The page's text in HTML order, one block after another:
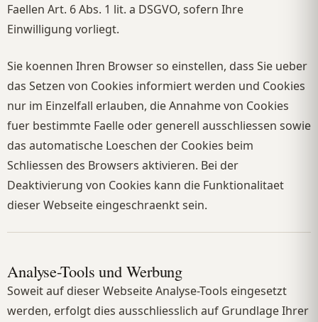
Faellen Art. 6 Abs. 1 lit. a DSGVO, sofern Ihre
Einwilligung vorliegt.
Sie koennen Ihren Browser so einstellen, dass Sie ueber
das Setzen von Cookies informiert werden und Cookies
nur im Einzelfall erlauben, die Annahme von Cookies
fuer bestimmte Faelle oder generell ausschliessen sowie
das automatische Loeschen der Cookies beim
Schliessen des Browsers aktivieren. Bei der
Deaktivierung von Cookies kann die Funktionalitaet
dieser Webseite eingeschraenkt sein.
Analyse-Tools und Werbung
Soweit auf dieser Webseite Analyse-Tools eingesetzt
werden, erfolgt dies ausschliesslich auf Grundlage Ihrer